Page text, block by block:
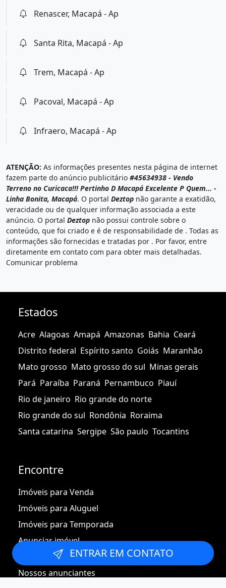
Renascer, Macapá - Ap
Santa Rita, Macapá - Ap
Trem, Macapá - Ap
Pacoval, Macapá - Ap
Infraero, Macapá - Ap
ATENÇÃO: As informações presentes nesta página de internet
fazem parte do anúncio publicitário #45634938 - Vendo
Terreno no Curicaca!!! Pertinho D Macapá Excelente P Quem... -
Linha Bonita, Macapá. O portal Deztop não garante a exatidão,
veracidade ou de qualquer informação associada a este
anúncio. O portal Deztop não possui controle sobre o
conteúdo, que foi criado e é de responsabilidade de . Todas as
informações são fornecidas e tratadas por . Por favor, entre
diretamente em contato com para obter mais detalhadas.
Comunicar problema
ENTRAR EM CONTATO
Estados
Acre Alagoas Amapá Amazonas Bahia Ceará
Distrito federal Espírito santo Goiás Maranhão
Mato grosso Mato grosso do sul Minas gerais
Pará Paraíba Paraná Pernambuco Piauí
Rio de janeiro Rio grande do norte
Rio grande do sul Rondônia Roraima
Santa catarina Sergipe São paulo Tocantins
Encontre
Imóveis para Venda
Imóveis para Aluguel
Imóveis para Temporada
Anunciar imóvel
Integrar imóveis
Nossos anunciantes